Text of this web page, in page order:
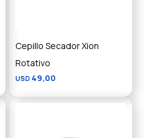
Cepillo Secador Xion
Rotativo
USD 49,00